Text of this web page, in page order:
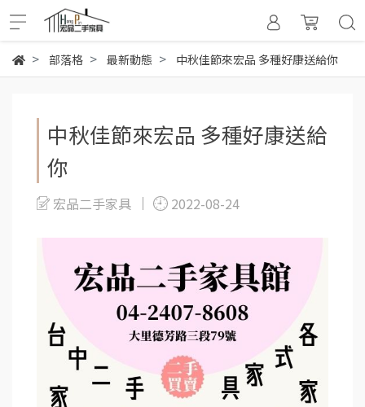
部落格 最新動態 中秋佳節來宏品 多種好康送給你
中秋佳節來宏品 多種好康送給
你
宏品二手家具 2022-08-24